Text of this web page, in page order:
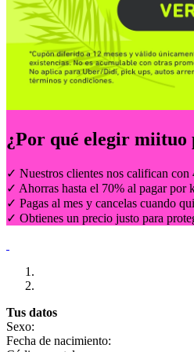
¿Por qué elegir miituo
✓ Nuestros clientes nos califican con
✓ Ahorras hasta el 70% al pagar por
✓ Pagas al mes y cancelas cuando
✓ Obtienes un precio justo para
Tus datos
Sexo:
Fecha de nacimiento: